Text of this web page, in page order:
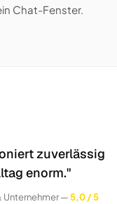
Chat-Fenster.
zuverlässig
enorm."
Unternehmer —5,0 / 5